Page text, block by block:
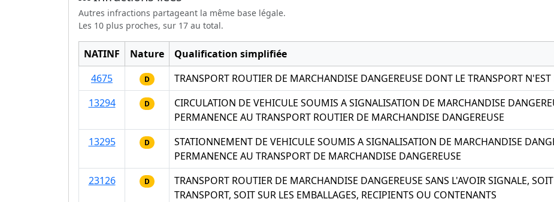
Autres infractions partageant la même base légale.
Les 10 plus proches, sur 17 au total.
NATINF Nature
Qualification simplifiée
4675
D
TRANSPORT ROUTIER DE MARCHANDISE DANGEREUSE DONT LE TRANSPORT N'EST
13294
D
CIRCULATION DE VEHICULE SOUMIS A SIGNALISATION DE MARCHANDISE
PERMANENCE AU TRANSPORT ROUTIER DE MARCHANDISE DANGEREUSE
13295
D
STATIONNEMENT DE VEHICULE SOUMIS A SIGNALISATION DE MARCHANDISE
PERMANENCE AU TRANSPORT DE MARCHANDISE DANGEREUSE
23126
D
TRANSPORT ROUTIER DE MARCHANDISE DANGEREUSE SANS L'AVOIR SIGNALE,
TRANSPORT, SOIT SUR LES EMBALLAGES, RECIPIENTS OU CONTENANTS